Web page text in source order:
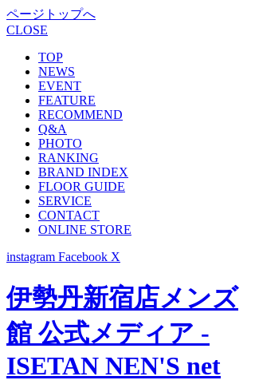
ページトップへ
CLOSE
TOP
NEWS
EVENT
FEATURE
RECOMMEND
Q&A
PHOTO
RANKING
BRAND INDEX
FLOOR GUIDE
SERVICE
CONTACT
ONLINE STORE
instagram Facebook X
伊勢丹新宿店メンズ
館 公式メディア -
ISETAN NEN'S net